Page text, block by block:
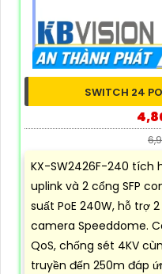
SWITCH 24
KX-SW2426F-240 tích
uplink và 2 cổng SFP
suất PoE 240W, hỗ trợ
camera Speeddome.
QoS, chống sét 4KV
truyền đến 250m đáp